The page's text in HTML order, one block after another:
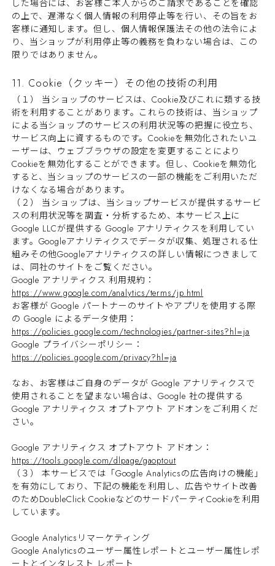
した場合には、お客様ご本人からのご請求であることを確認
の上で、遅滞なく個人情報の利用停止等を行い、その旨をお
客様に通知します。但し、個人情報保護法その他の法令によ
り、当ショップが利用停止等の義務を負わない場合は、この
限りではありません。
11. Cookie（クッキー）その他の技術の利用
（１） 当ショップのサービスは、Cookie及びこれに類する技
術を利用することがあります。これらの技術は、当ショップ
による当ショップのサービスの利用状況等の把握に役立ち、
サービス向上に資するものです。Cookieを無効化されたいユ
ーザーは、ウェブブラウザの設定を変更することにより
Cookieを無効化することができます。但し、Cookieを無効化
すると、当ショップのサービスの一部の機能をご利用いただ
けなくなる場合があります。
（２） 当ショップは、当ショップサービスが提供するサービ
スの利用状況等を調査・分析するため、本サービス上に
Google LLCが提供する Google アナリティクスを利用してい
ます。Googleアナリティクスでデータが収集、処理される仕
組みその他Googleアナリティクスの詳しい情報につきまして
は、同社のサイトをご覧ください。
Google アナリティクス 利用規約：
https://www.google.com/analytics/terms/jp.html
お客様が Google パートナーのサイトやアプリを使用する際
の Google によるデータ使用：
https://policies.google.com/technologies/partner-sites?hl=ja
Google プライバシーポリシー：
https://policies.google.com/privacy?hl=ja
なお、お客様はご自身のデータが Google アナリティクスで
使用されることを望まない場合は、Google 社の提供する
Google アナリティクス オプトアウト アドオンをご利用くだ
さい。
Google アナリティクス オプトアウト アドオン：
https://tools.google.com/dlpage/gaoptout
（３） 本サービスでは「Google Analyticsの広告向けの機能」
を有効にしており、下記の機能を利用し、広告やサイト改善
のためDoubleClick CookieなどのサードパーティCookieを利用
しています。
Google Analyticsリマーケティング
Google Analyticsのユーザー属性レポートとユーザー属性レポ
ートとインタレスト レポート